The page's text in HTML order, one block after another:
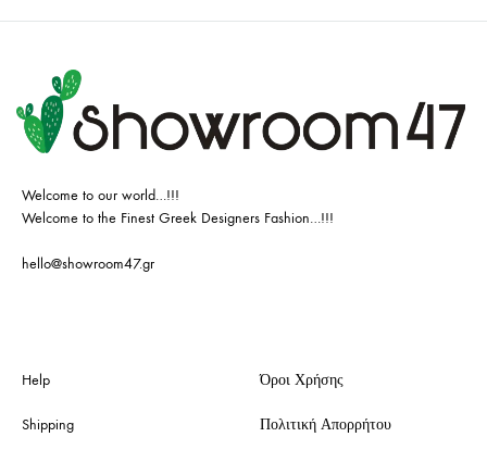
Welcome to our world…!!!
Welcome to the Finest Greek Designers Fashion…!!!
hello@showroom47.gr
Help
Shipping
Όροι Χρήσης
Πολιτική Απορρήτου